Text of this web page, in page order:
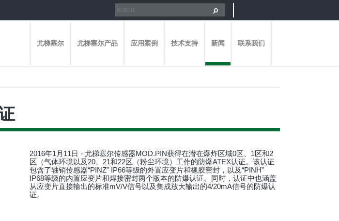
尤梯塞尔 尤梯塞尔产品 应用案例 技术支持 新闻 联系我们
2016年1月11日 - 尤梯塞尔传感器MOD.PIN获得在潜在爆炸区域0区、1区和2
区（气体环境以及20、21和22区（粉尘环境）工作的防爆ATEX认证。该认证
包含了轴销传感器“PINZ” IP66等级的外置应变片和橡胶密封，以及“PINH”
IP68等级的内置应变片和焊接密封两个版本的防爆认证。同时，认证中也涵盖
从应变片直接输出的标准mV/V信号以及集成放大输出的4/20mA信号的防爆认
证。